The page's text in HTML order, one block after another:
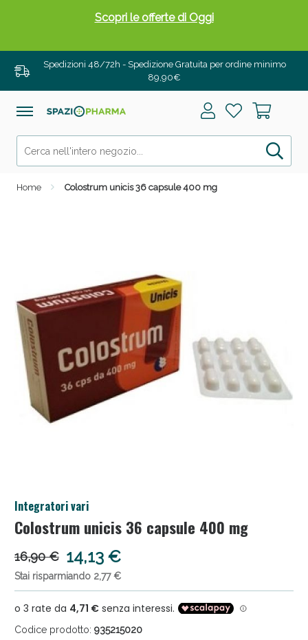
Spedizioni 48/72h - Spedizione Gratuita per ordine minimo
89,90€
Home Colostrum unicis 36 capsule 400 mg
Integratori vari
Colostrum unicis 36 capsule 400 mg
16,90 € 14,13 €
Stai risparmiando 2,77 €
Codice prodotto: 935215020
Scopri le offerte di Oggi
solo per OGGI!
Salini e Multivitaminici: oggi Sconto extra fino al